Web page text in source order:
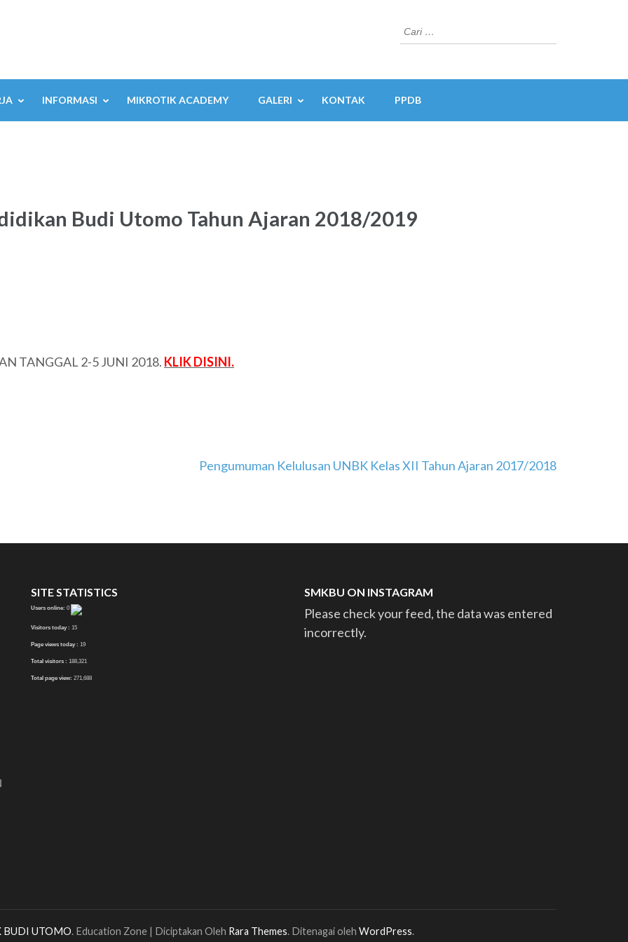
Cari
untuk:
INFORMASI MIKROTIK ACADEMY GALERI KONTAK PPDB
Budi Utomo Tahun Ajaran 2018/2019
TANGGAL 2-5 JUNI 2018. KLIK DISINI.
Pengumuman Kelulusan UNBK Kelas XII Tahun Ajaran 2017/2018
SITE STATISTICS
Users online: 0
Visitors today : 15
Page views today : 19
Total visitors : 188,321
Total page view: 271,688
SMKBU ON INSTAGRAM
Please check your feed, the data was entered
incorrectly.
BUDI UTOMO. Education Zone | Diciptakan Oleh Rara Themes. Ditenagai oleh WordPress.